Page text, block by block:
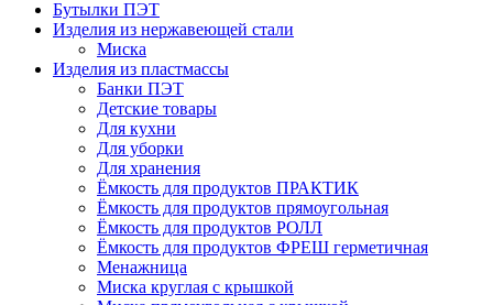
Бутылки ПЭТ
Изделия из нержавеющей стали
Миска
Изделия из пластмассы
Банки ПЭТ
Детские товары
Для кухни
Для уборки
Для хранения
Ёмкость для продуктов ПРАКТИК
Ёмкость для продуктов прямоугольная
Ёмкость для продуктов РОЛЛ
Ёмкость для продуктов ФРЕШ герметичная
Менажница
Миска круглая с крышкой